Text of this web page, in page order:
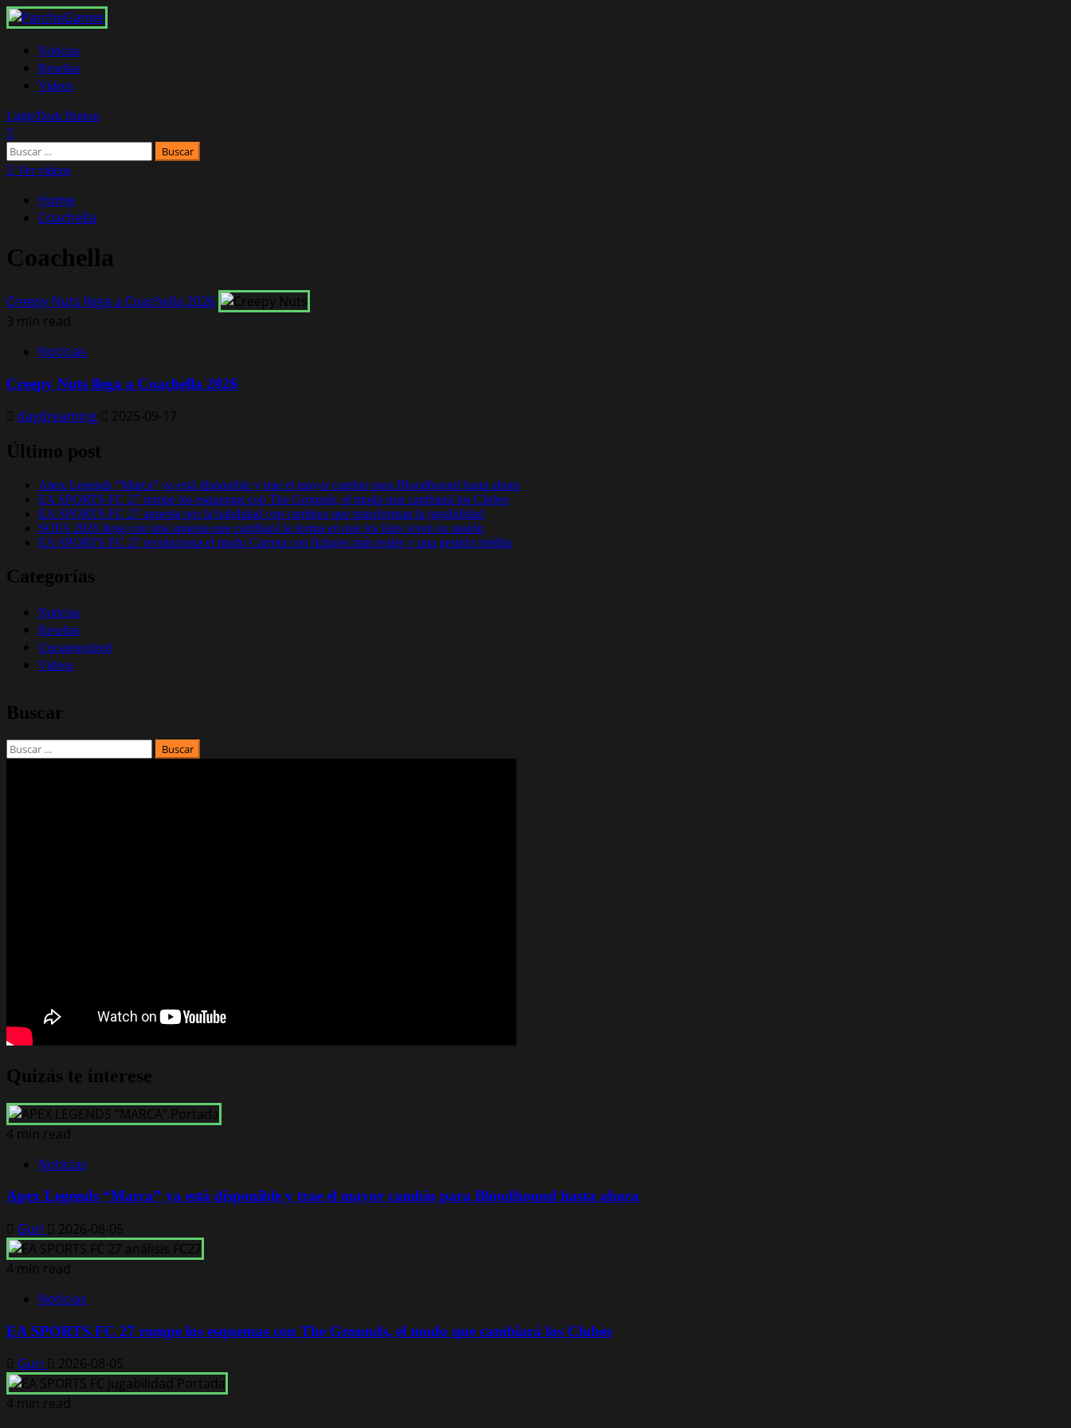
Noticias
Reseñas
Videos
Light/Dark Button
Ver videos
Home
Coachella
Coachella
Creepy Nuts llega a Coachella 2026
3 min read
Noticias
Creepy Nuts llega a Coachella 2026
daydreaming 2025-09-17
Último post
Apex Legends “Marca” ya está disponible y trae el mayor cambio para Bloodhound hasta ahora
EA SPORTS FC 27 rompe los esquemas con The Grounds, el modo que cambiará los Clubes
EA SPORTS FC 27 apuesta por la habilidad con cambios que transforman la jugabilidad
SOFA 2026 llega con una apuesta que cambiará la forma en que los fans viven su pasión
EA SPORTS FC 27 revoluciona el modo Carrera con fichajes más reales y una gestión inédita
Categorías
Noticias
Reseñas
Uncategorized
Videos
Buscar
Quizás te interese
4 min read
Noticias
Apex Legends “Marca” ya está disponible y trae el mayor cambio para Bloodhound hasta ahora
Guri 2026-08-05
4 min read
Noticias
EA SPORTS FC 27 rompe los esquemas con The Grounds, el modo que cambiará los Clubes
Guri 2026-08-05
4 min read